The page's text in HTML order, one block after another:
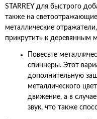
STARREY для быстрого
также на
металлические
прикрутить к деревянным
Повесьте
спиннеры. Этот
дополнительную
металлического
движение, а в
звук, что также